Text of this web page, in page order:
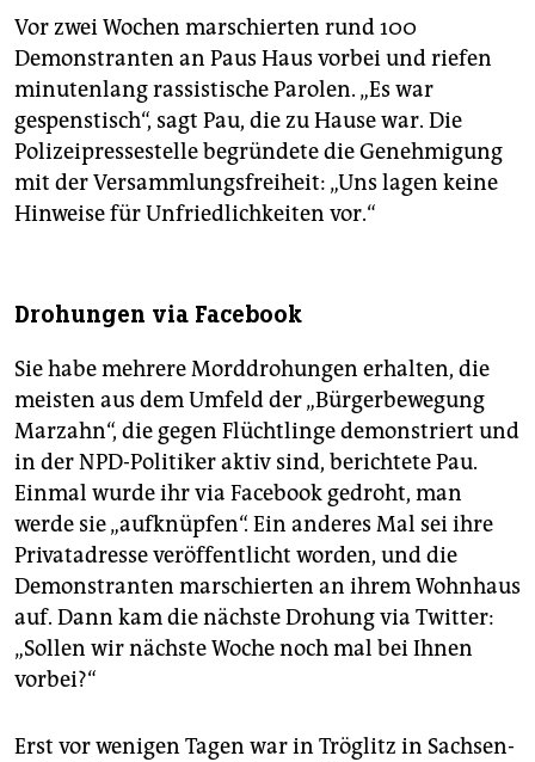
Vor zwei Wochen marschierten rund 100
Demonstranten an Paus Haus vorbei und riefen
minutenlang rassistische Parolen. „Es war
gespenstisch“, sagt Pau, die zu Hause war. Die
Polizeipressestelle begründete die Genehmigung
mit der Versammlungsfreiheit: „Uns lagen keine
Hinweise für Unfriedlichkeiten vor.“
Drohungen via Facebook
Sie habe mehrere Morddrohungen erhalten, die
meisten aus dem Umfeld der „Bürgerbewegung
Marzahn“, die gegen Flüchtlinge demonstriert und
in der NPD-Politiker aktiv sind, berichtete Pau.
Einmal wurde ihr via Facebook gedroht, man
werde sie „aufknüpfen“. Ein anderes Mal sei ihre
Privatadresse veröffentlicht worden, und die
Demonstranten marschierten an ihrem Wohnhaus
auf. Dann kam die nächste Drohung via Twitter:
„Sollen wir nächste Woche noch mal bei Ihnen
vorbei?“
Erst vor wenigen Tagen war in Tröglitz in Sachsen-